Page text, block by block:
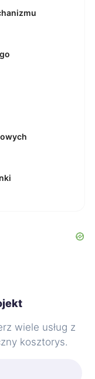
wiele usług z
kosztorys.